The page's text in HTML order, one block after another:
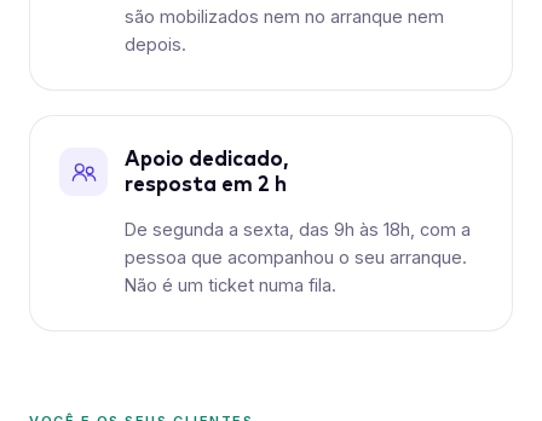
são mobilizados nem no arranque nem
depois.
Apoio dedicado,
resposta em 2 h
De segunda a sexta, das 9h às 18h, com a
pessoa que acompanhou o seu arranque.
Não é um ticket numa fila.